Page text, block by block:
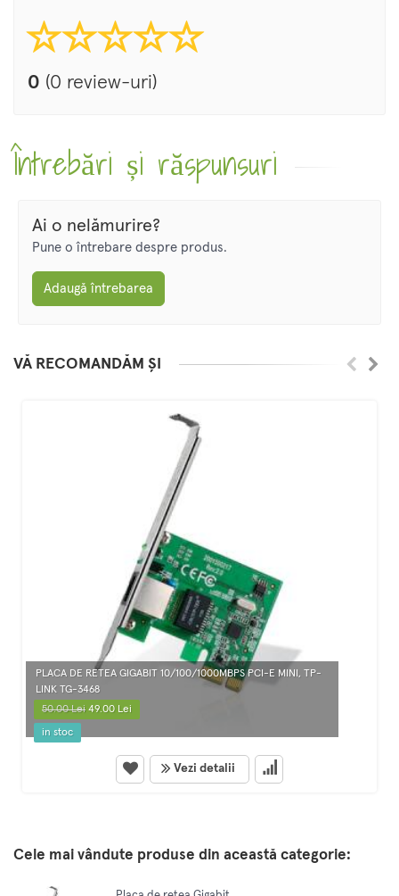
0 (0 review-uri)
Întrebări și răspunsuri
Ai o nelămurire?
Pune o întrebare despre produs.
Adaugă întrebarea
VĂ RECOMANDĂM ȘI
PLACA DE RETEA GIGABIT 10/100/1000MBPS PCI-E MINI, TP-
LINK TG-3468
50.00 Lei49.00 Lei
in stoc
Vezi detalii
Cele mai vândute produse din această categorie: